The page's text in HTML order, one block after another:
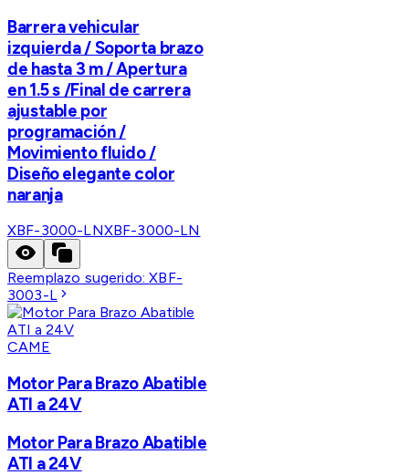
Barrera vehicular
izquierda / Soporta brazo
de hasta 3 m / Apertura
en 1.5 s /Final de carrera
ajustable por
programación /
Movimiento fluido /
Diseño elegante color
naranja
XBF-3000-LNXBF-3000-LN
Reemplazo sugerido:XBF-
3003-L
CAME
Motor Para Brazo Abatible
ATI a 24V
Motor Para Brazo Abatible
ATI a 24V